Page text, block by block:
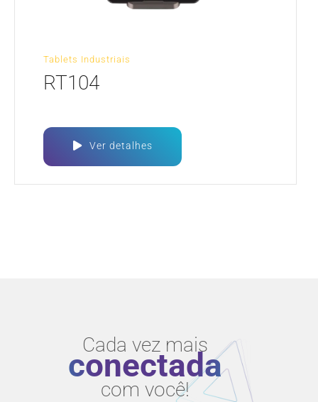
Tablets Industriais
RT104
Ver detalhes
Cada vez mais
conectada
com você!